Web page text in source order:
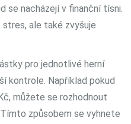
se nacházejí v finanční tísni.
stres, ale také zvyšuje
pro jednotlivé herní
kontrole. Například pokud
můžete se rozhodnout
způsobem se vyhnete